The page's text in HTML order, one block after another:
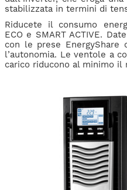
stabilizzata in termini di
Riducete il consumo
ECO e SMART ACTIVE.
con le prese EnergyShare
l’autonomia. Le ventole a
carico riducono al minimo il